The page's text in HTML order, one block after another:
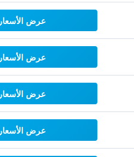
عرض الأسعار
عرض الأسعار
عرض الأسعار
عرض الأسعار